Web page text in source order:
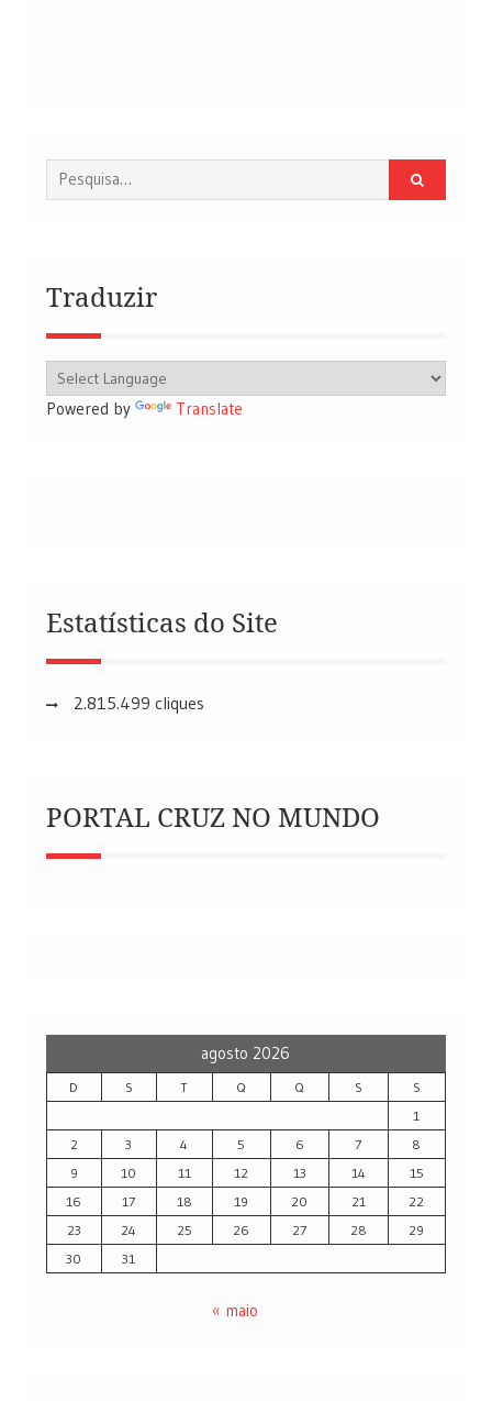
Procurar
por:
Traduzir
Powered by Translate
Estatísticas do Site
2.815.499 cliques
PORTAL CRUZ NO MUNDO
agosto 2026
D S T Q Q S
S
1
2
3 4 5 6 7
8
9
10 11 12 13 14
15
16
17 18 19 20 21
22
23
24 25 26 27 28
29
30
31
« maio